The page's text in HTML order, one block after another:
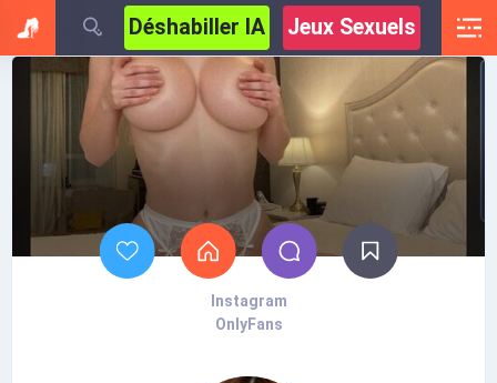
Déshabiller IA Jeux Sexuels
Instagram
OnlyFans